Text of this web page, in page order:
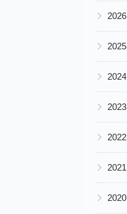
▶ 2026
▶ 2025
▶ 2024
▶ 2023
▶ 2022
▶ 2021
▶ 2020